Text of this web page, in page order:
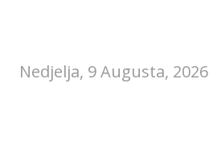
Nedjelja, 9 Augusta, 2026